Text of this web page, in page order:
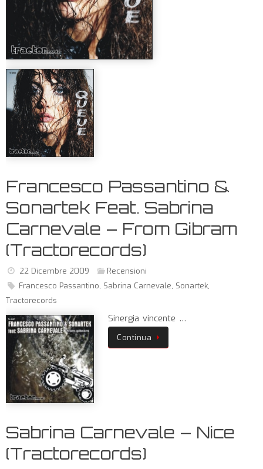
Francesco Passantino &
Sonartek Feat. Sabrina
Carnevale – From Gibram
(Tractorecords)
22 Dicembre 2009
Recensioni
Francesco Passantino, Sabrina Carnevale, Sonartek,
Tractorecords
Sinergia vincente …
Continua
Sabrina Carnevale – Nice
(Tractorecords)